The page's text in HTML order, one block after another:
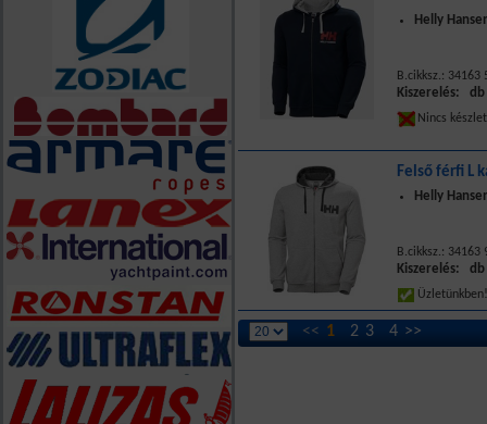
Helly
B.cikksz.:
Kiszerelés: db
Nincs
Felső férfi L
Helly
B.cikksz.:
Kiszerelés: db
<< 1 2 3 4 >>